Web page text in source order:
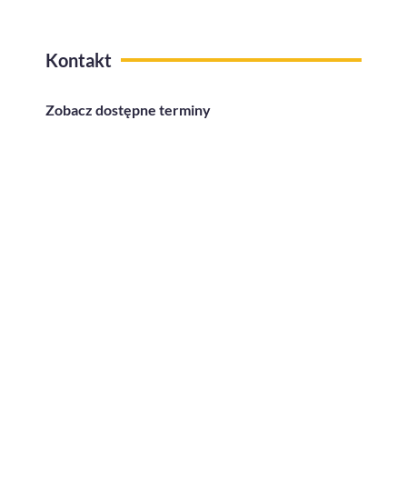
Kontakt
Zobacz dostępne terminy